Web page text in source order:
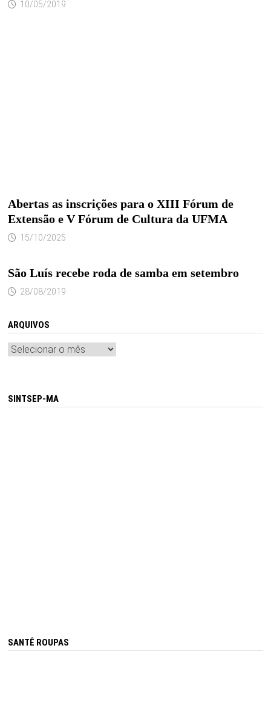
10/05/2019
Abertas as inscrições para o XIII Fórum de
Extensão e V Fórum de Cultura da UFMA
15/10/2025
São Luís recebe roda de samba em setembro
28/08/2019
ARQUIVOS
Arquivos
SINTSEP-MA
SANTÊ ROUPAS